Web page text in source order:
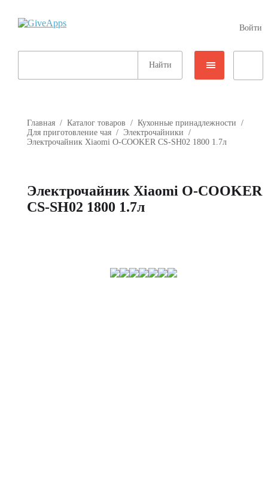
Войти
Главная / Каталог товаров / Кухонные принадлежности /
Для приготовление чая / Электрочайники /
Электрочайник Xiaomi O-COOKER CS-SH02 1800 1.7л
Электрочайник Xiaomi O-COOKER
CS-SH02 1800 1.7л